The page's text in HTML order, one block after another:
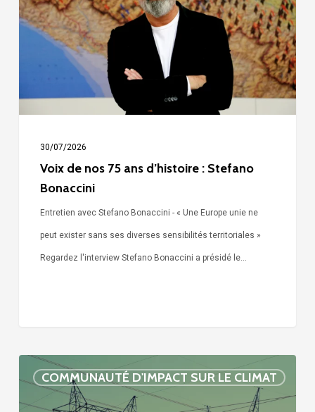
75
ans
d’histoire
Stefano
30/07/2026
Voix de nos 75 ans d’histoire : Stefano
Bonaccini
Entretien avec Stefano Bonaccini - « Une Europe unie ne
peut exister sans ses diverses sensibilités territoriales »
Regardez l'interview Stefano Bonaccini a présidé le…
COMMUNAUTÉ D'IMPACT SUR LE CLIMAT
Réaction